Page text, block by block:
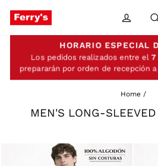
content
LOG
HORARIO ESPECIAL
Los pedidos realizados entre el7
prepararán por orden de recepción
Home /
MEN'S LONG-SLEEVED